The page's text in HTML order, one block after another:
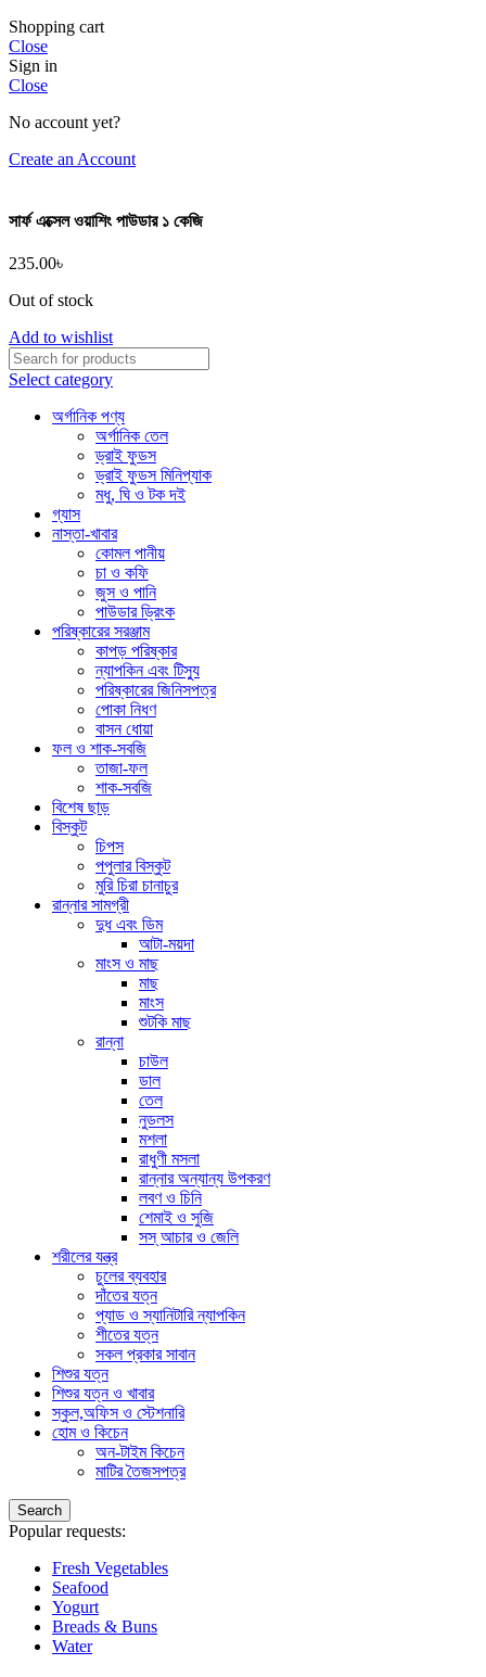
Shopping cart
Close
Sign in
Close
No account yet?
Create an Account
সার্ফ এক্সেল ওয়াশিং পাউডার ১ কেজি
235.00৳
Out of stock
Add to wishlist
Select category
অর্গানিক পণ্য
অর্গানিক তেল
ড্রাই ফুডস
ড্রাই ফুডস মিনিপ্যাক
মধু, ঘি ও টক দই
গ্যাস
নাস্তা-খাবার
কোমল পানীয়
চা ও কফি
জুস ও পানি
পাউডার ড্রিংক
পরিষ্কারের সরঞ্জাম
কাপড় পরিষ্কার
ন্যাপকিন এবং টিস্যু
পরিষ্কারের জিনিসপত্র
পোকা নিধণ
বাসন ধোয়া
ফল ও শাক-সবজি
তাজা-ফল
শাক-সবজি
বিশেষ ছাড়
বিস্কুট
চিপস
পপুলার বিস্কুট
মুরি চিরা চানাচুর
রান্নার সামগ্রী
দুধ এবং ডিম
আটা-ময়দা
মাংস ও মাছ
মাছ
মাংস
শুটকি মাছ
রান্না
চাউল
ডাল
তেল
নুডলস
মশলা
রাধুণী মসলা
রান্নার অন্যান্য উপকরণ
লবণ ও চিনি
শেমাই ও সুজি
সস্ আচার ও জেলি
শরীলের যন্ত্র
চুলের ব্যবহার
দাঁতের যত্ন
প্যাড ও স্যানিটারি ন্যাপকিন
শীতের যত্ন
সকল প্রকার সাবান
শিশুর যত্ন
শিশুর যত্ন ও খাবার
স্কুল,অফিস ও স্টেশনারি
হোম ও কিচেন
অন-টাইম কিচেন
মাটির তৈজসপত্র
Search
Popular requests:
Fresh Vegetables
Seafood
Yogurt
Breads & Buns
Water